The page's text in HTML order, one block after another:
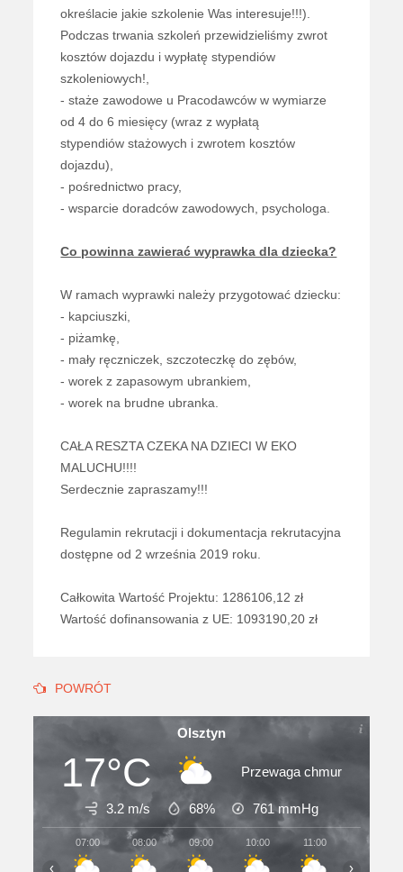
określacie jakie szkolenie Was interesuje!!!).
Podczas trwania szkoleń przewidzieliśmy zwrot
kosztów dojazdu i wypłatę stypendiów
szkoleniowych!,
- staże zawodowe u Pracodawców w wymiarze
od 4 do 6 miesięcy (wraz z wypłatą
stypendiów stażowych i zwrotem kosztów
dojazdu),
- pośrednictwo pracy,
- wsparcie doradców zawodowych, psychologa.
Co powinna zawierać wyprawka dla dziecka?
W ramach wyprawki należy przygotować dziecku:
- kapciuszki,
- piżamkę,
- mały ręczniczek, szczoteczkę do zębów,
- worek z zapasowym ubrankiem,
- worek na brudne ubranka.
CAŁA RESZTA CZEKA NA DZIECI W EKO
MALUCHU!!!!
Serdecznie zapraszamy!!!
Regulamin rekrutacji i dokumentacja rekrutacyjna
dostępne od 2 września 2019 roku.
Całkowita Wartość Projektu: 1286106,12 zł
Wartość dofinansowania z UE: 1093190,20 zł
POWRÓT
Olsztyn
17°C Przewaga chmur
3.2 m/s 68% 761mmHg
07:00 08:00 09:00 10:00 11:00 12:00
‹ ›